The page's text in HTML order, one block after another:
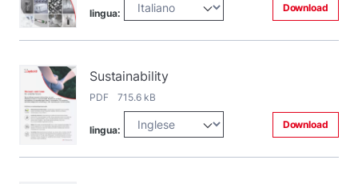
lingua: Download
Sustainability
PDF 715.6 kB
lingua: Download